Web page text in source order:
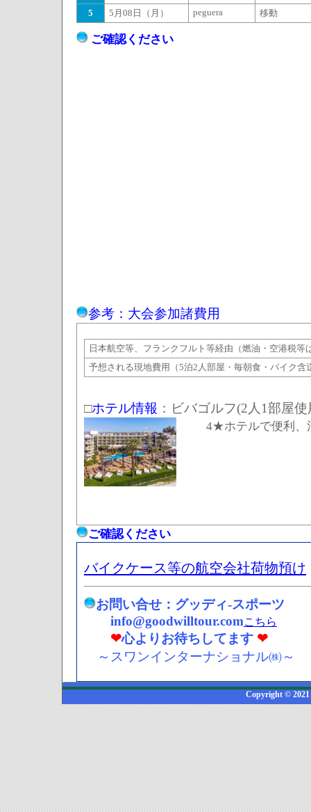
5 5月08日（月） peguera 移動 ◎
ご確認ください
参考：大会参加諸費用
日本航空等、フランクフルト等経由（燃油・空港税等
予想される現地費用（5泊2人部屋・毎朝食・バイク含
□ホテル情報 ：ビバゴルフ(2人1部屋使
4★ホテルで便利、
ご確認ください
バイクケース等の航空会社荷物預け
お問い合せ：グッディ-スポーツ
info@goodwilltour.comこちら
❤心よりお待ちしてます ❤
～スワンインターナショナル㈱～
Copyright © 2021